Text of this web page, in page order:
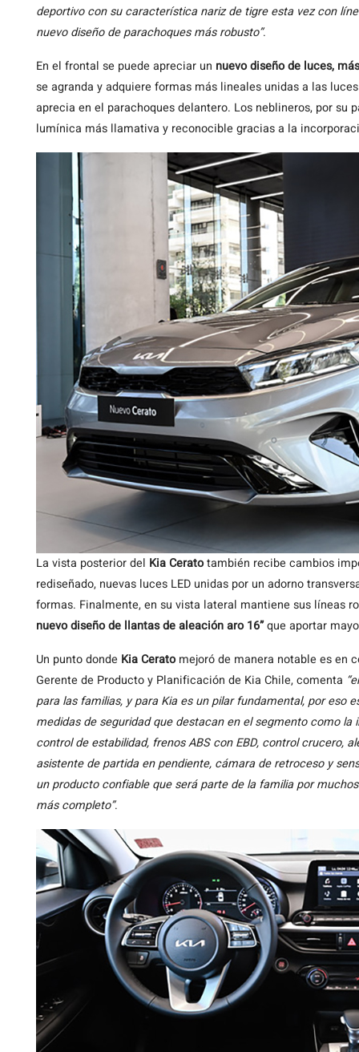
deportivo con su característica nariz de tigre esta vez con
nuevo diseño de parachoques más robusto”.
En el frontal se puede apreciar un nuevo diseño de luces,
se agranda y adquiere formas más lineales unidas a las
aprecia en el parachoques delantero. Los neblineros, por su
lumínica más llamativa y reconocible gracias a la
La vista posterior del Kia Ceratotambién recibe cambios
rediseñado, nuevas luces LED unidas por un adorno
formas. Finalmente, en su vista lateral mantiene sus líneas
nuevo diseño de llantas de aleación aro 16”que aportar
Un punto donde Kia Ceratomejoró de manera notable es en
Gerente de Producto y Planificación de Kia Chile, comenta
para las familias, y para Kia es un pilar fundamental, por eso
medidas de seguridad que destacan en el segmento como la
control de estabilidad, frenos ABS con EBD, control crucero,
asistente de partida en pendiente, cámara de retroceso y
un producto confiable que será parte de la familia por
más completo”.